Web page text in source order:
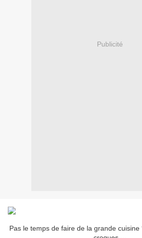
Publicité
Pas le temps de faire de la grande